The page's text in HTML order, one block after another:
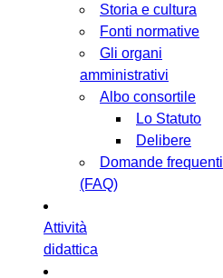
Storia e cultura
Fonti normative
Gli organi
amministrativi
Albo consortile
Lo Statuto
Delibere
Domande frequenti
(FAQ)
Attività
didattica